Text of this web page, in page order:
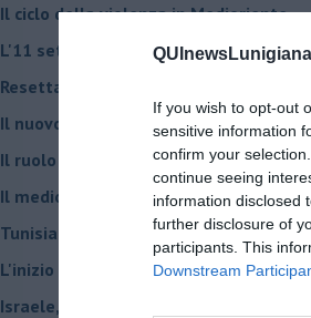
If you wish to opt-out
sensitive information
confirm your
continue seeing
information disclosed
further disclosure of
participants. This
Downstream
Il ciclo della violenza in Medioriente
L'11 settembre di Israele è iniziato il
Resettare l’era di Netanyahu
​Il nuovo corso dell’era di Erdogan
Il ruolo delle diplomazie nei conflitti
Il medioriente di Silvio
Tunisia rischiosa e strategica per
L'inizio del “secolo della Turchia”
Israele, deciderà il borsone della spesa